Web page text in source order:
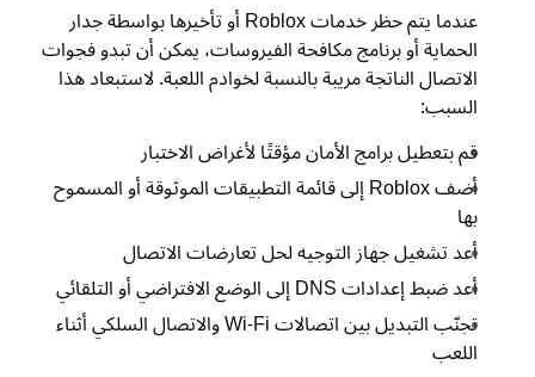
عندما يتم حظر خدمات Roblox أو تأخيرها بواسطة جدار
الحماية أو برنامج مكافحة الفيروسات، يمكن أن تبدو فجوات
الاتصال الناتجة مريبة بالنسبة لخوادم اللعبة. لاستبعاد هذا
السبب:
قم بتعطيل برامج الأمان مؤقتًا لأغراض الاختبار
أضف Roblox إلى قائمة التطبيقات الموثوقة أو المسموح
بها
أعد تشغيل جهاز التوجيه لحل تعارضات الاتصال
أعد ضبط إعدادات DNS إلى الوضع الافتراضي أو التلقائي
تجنّب التبديل بين اتصالات Wi-Fi والاتصال السلكي أثناء
اللعب